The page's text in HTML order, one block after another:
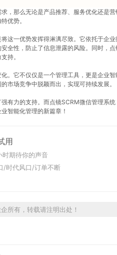
，那么无论是产品推荐、服务优化还是
优势。
这一优势发挥得淋漓尽致。它依托于企
全性，防止了信息泄露的风险。同时，
持。
。它不仅仅是一个管理工具，更是企业
市场竞争中脱颖而出，实现可持续发展。
有力的支持。而点镜SCRM微信管理系
智能化管理的新篇章！
用
期待你的声音
/时代风口/订单不断
所有，转载请注明出处！